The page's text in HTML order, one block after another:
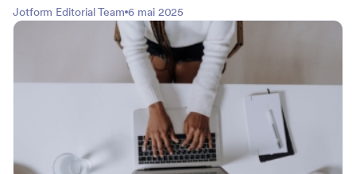
Jotform Editorial Team 6 mai 2025